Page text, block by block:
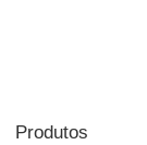
Produtos